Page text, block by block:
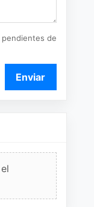
pendientes de
Enviar